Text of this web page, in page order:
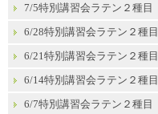
7/5特別講習会ラテン２種目
6/28特別講習会ラテン２種目
6/21特別講習会ラテン２種目
6/14特別講習会ラテン２種目
6/7特別講習会ラテン２種目